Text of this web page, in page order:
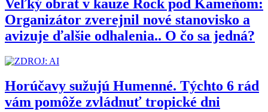
Veľký obrat v kauze Rock pod Kameňom:
Organizátor zverejnil nové stanovisko a
avizuje ďalšie odhalenia.. O čo sa jedná?
Horúčavy sužujú Humenné. Týchto 6 rád
vám pomôže zvládnuť tropické dni